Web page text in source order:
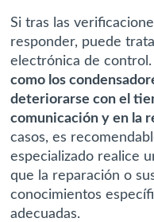
Si tras las
responder, puede
electrónica de control.
como los
deteriorarse con el
comunicación y en la
casos, es
especializado realice
que la reparación o
conocimientos
adecuadas.